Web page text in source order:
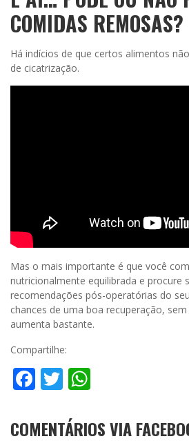
COMIDAS REMOSAS?
Há indícios de que certos alimentos
de cicatrização.
Mas o mais importante é que você
nutricionalmente equilibrada e procure
recomendações pós-operatórias do
chances de uma boa recuperação,
aumenta bastante.
Compartilhe:
Facebook
Twitter
COMENTÁRIOS VIA